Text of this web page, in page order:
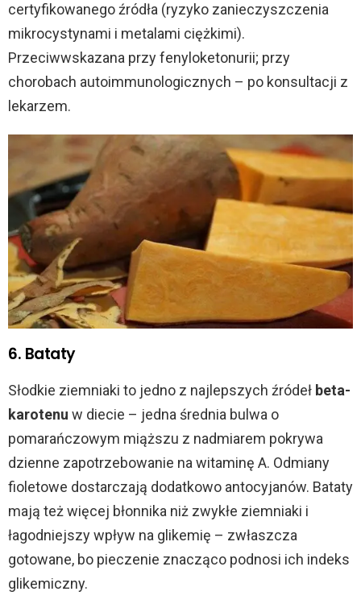
certyfikowanego źródła (ryzyko zanieczyszczenia
mikrocystynami i metalami ciężkimi).
Przeciwwskazana przy fenyloketonurii; przy
chorobach autoimmunologicznych – po konsultacji z
lekarzem.
6. Bataty
Słodkie ziemniaki to jedno z najlepszych źródeł beta-
karotenu w diecie – jedna średnia bulwa o
pomarańczowym miąższu z nadmiarem pokrywa
dzienne zapotrzebowanie na witaminę A. Odmiany
fioletowe dostarczają dodatkowo antocyjanów. Bataty
mają też więcej błonnika niż zwykłe ziemniaki i
łagodniejszy wpływ na glikemię – zwłaszcza
gotowane, bo pieczenie znacząco podnosi ich indeks
glikemiczny.